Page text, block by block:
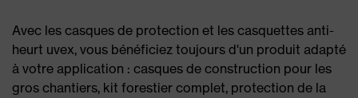
Avec les casques de protection et les casquettes anti-
heurt uvex, vous bénéficiez toujours d'un produit adapté
à votre application : casques de construction pour les
gros chantiers, kit forestier complet, protection de la